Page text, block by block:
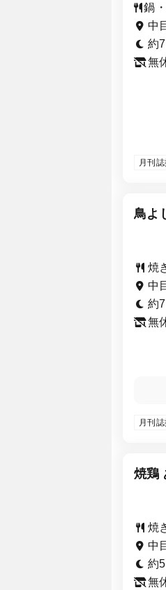
鍋
ぶ
き
中
約
無
月刊
鳥よ
焼
中
約
無
月刊
焼鶏
焼
中
約
無